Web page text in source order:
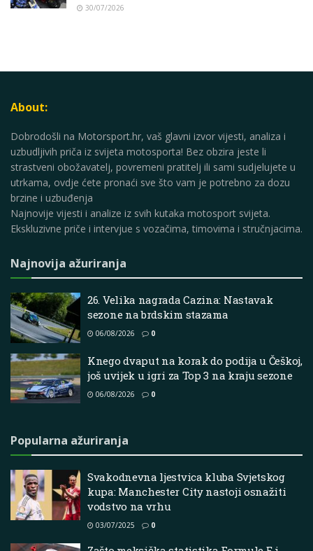
30/07/2026
About:
Dobrodošli na Motorsport.hr, vaš glavni izvor vijesti, analiza i
uzbudljivih priča iz svijeta motosporta! Bez obzira jeste li
strastveni obožavatelj, povremeni pratitelj ili sami sudjelujete u
utrkama, ovdje ćete pronaći sve što vam je potrebno za dozu
brzine i uzbuđenja
Najnovije vijesti i analize iz svih kutaka motosport svijeta.
Ekskluzivne priče i intervjue s vozačima, timovima i stručnjacima.
Najnovija ažuriranja
26. Velika nagrada Cazina: Nastavak
sezone na brdskim stazama
06/08/2026 0
Knego dvaput na korak do podija u Češkoj,
još uvijek u igri za Top 3 na kraju sezone
06/08/2026 0
Popularna ažuriranja
Svakodnevna ljestvica kluba Svjetskog
kupa: Manchester City nastoji osnažiti
vodstvo na vrhu
03/07/2025 0